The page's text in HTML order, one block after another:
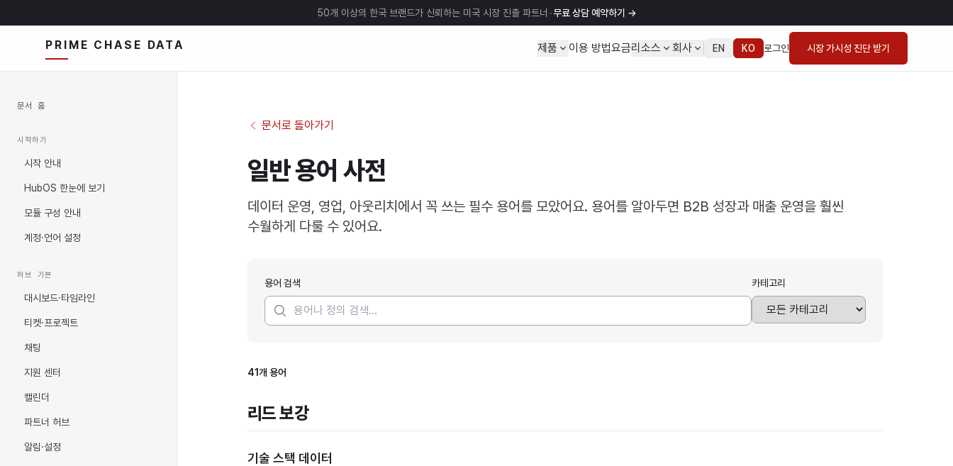
50개 이상의 한국 브랜드가 신뢰하는 미국 시장 진출 파트너 •무료 상담 예약하기 →
PRIME CHASE DATA 제품 이용 방법요금리소스 회사 EN KO 로그인 시장 가시성 진단 받기
문서 홈
시작하기
시작 안내
HubOS 한눈에 보기
모듈 구성 안내
계정·언어 설정
허브 기본
대시보드·타임라인
티켓·프로젝트
채팅
지원 센터
캘린더
파트너 허브
알림·설정
문서로 돌아가기
일반 용어 사전
데이터 운영, 영업, 아웃리치에서 꼭 쓰는 필수 용어를 모았어요. 용어를 알아두면 B2B 성장과 매출 운영을 훨씬
수월하게 다룰 수 있어요.
용어 검색 카테고리
41개 용어
리드 보강
기술 스택 데이터